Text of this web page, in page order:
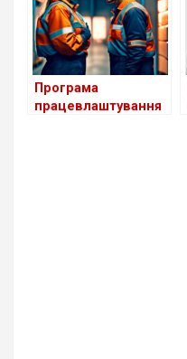
Програма
працевлаштування